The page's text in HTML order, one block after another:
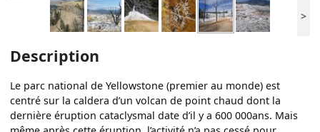
>
Description
Le parc national de Yellowstone (premier au monde) est
centré sur la caldera d’un volcan de point chaud dont la
dernière éruption cataclysmal date d’il y a 600 000ans. Mais